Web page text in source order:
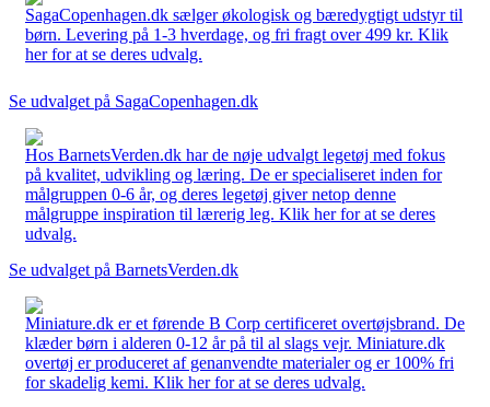
SagaCopenhagen.dk sælger økologisk og bæredygtigt udstyr til
børn. Levering på 1-3 hverdage, og fri fragt over 499 kr. Klik
her for at se deres udvalg.
Se udvalget på SagaCopenhagen.dk
Hos BarnetsVerden.dk har de nøje udvalgt legetøj med fokus
på kvalitet, udvikling og læring. De er specialiseret inden for
målgruppen 0-6 år, og deres legetøj giver netop denne
målgruppe inspiration til lærerig leg. Klik her for at se deres
udvalg.
Se udvalget på BarnetsVerden.dk
Miniature.dk er et førende B Corp certificeret overtøjsbrand. De
klæder børn i alderen 0-12 år på til al slags vejr. Miniature.dk
overtøj er produceret af genanvendte materialer og er 100% fri
for skadelig kemi. Klik her for at se deres udvalg.